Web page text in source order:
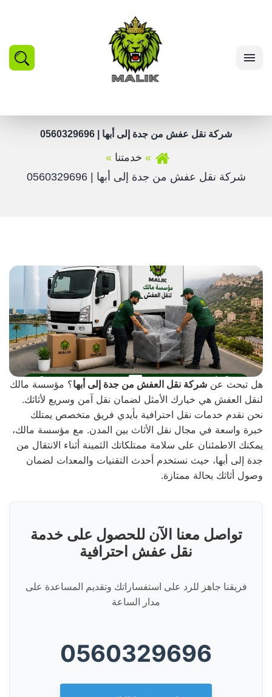
شركة نقل عفش من جدة إلى أبها | 0560329696
خدمتنا
شركة نقل عفش من جدة إلى أبها | 0560329696
هل تبحث عن شركة نقل العفش من جدة إلى أبها؟ مؤسسة مالك
لنقل العفش هي خيارك الأمثل لضمان نقل آمن وسريع لأثاثك.
نحن نقدم خدمات نقل احترافية بأيدي فريق متخصص يمتلك
خبرة واسعة في مجال نقل الأثاث بين المدن. مع مؤسسة مالك،
يمكنك الاطمئنان على سلامة ممتلكاتك الثمينة أثناء الانتقال من
جدة إلى أبها، حيث نستخدم أحدث التقنيات والمعدات لضمان
وصول أثاثك بحالة ممتازة.
تواصل معنا الآن للحصول على خدمة
نقل عفش احترافية
فريقنا جاهز للرد على استفساراتك وتقديم المساعدة على
مدار الساعة
0560329696